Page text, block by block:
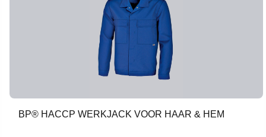
BP® HACCP WERKJACK VOOR HAAR & HEM